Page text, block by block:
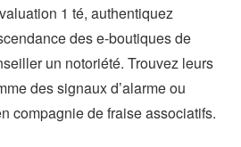
1 té, authentiquez
des e-boutiques de
un notoriété. Trouvez leurs
des signaux d’alarme ou
compagnie de fraise associatifs.